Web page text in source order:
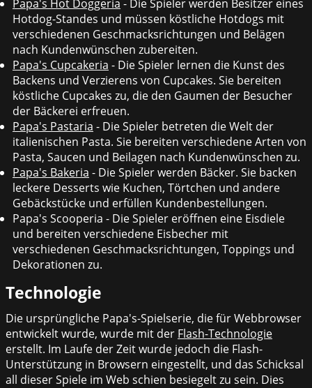
Papa's Hot Doggeria - Die Spieler werden Besitzer eines
Hotdog-Standes und müssen köstliche Hotdogs mit
verschiedenen Geschmacksrichtungen und Belägen
nach Kundenwünschen zubereiten.
Papa's Cupcakeria - Die Spieler lernen die Kunst des
Backens und Verzierens von Cupcakes. Sie bereiten
köstliche Cupcakes zu, die den Gaumen der Besucher
der Bäckerei erfreuen.
Papa's Pastaria - Die Spieler betreten die Welt der
italienischen Pasta. Sie bereiten verschiedene Arten von
Pasta, Saucen und Beilagen nach Kundenwünschen zu.
Papa's Bakeria - Die Spieler werden Bäcker. Sie backen
leckere Desserts wie Kuchen, Törtchen und andere
Gebäckstücke und erfüllen Kundenbestellungen.
Papa's Scooperia - Die Spieler eröffnen eine Eisdiele
und bereiten verschiedene Eisbecher mit
verschiedenen Geschmacksrichtungen, Toppings und
Dekorationen zu.
Technologie
Die ursprüngliche Papa's-Spielserie, die für Webbrowser
entwickelt wurde, wurde mit der Flash-Technologie
erstellt. Im Laufe der Zeit wurde jedoch die Flash-
Unterstützung in Browsern eingestellt, und das Schicksal
all dieser Spiele im Web schien besiegelt zu sein. Dies